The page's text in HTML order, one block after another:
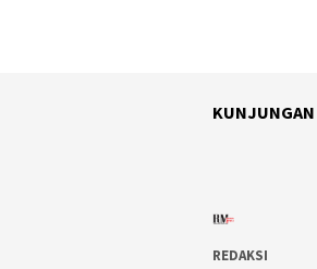
KUNJUNGAN
REDAKSI